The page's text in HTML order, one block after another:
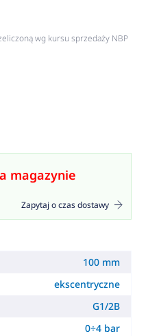
wg kursu sprzedaży NBP
magazynie
Zapytaj o czas dostawy
100 mm
ekscentryczne
G1/2B
0÷4 bar